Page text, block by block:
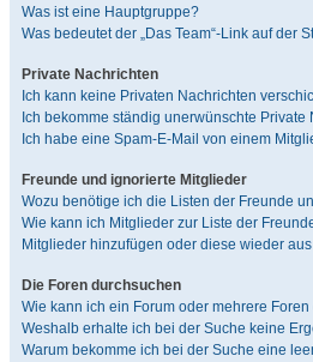
Was ist eine Hauptgruppe?
Was bedeutet der „Das Team“-Link auf der
Private Nachrichten
Ich kann keine Privaten Nachrichten
Ich bekomme ständig unerwünschte Private
Ich habe eine Spam-E-Mail von einem
Freunde und ignorierte Mitglieder
Wozu benötige ich die Listen der Freunde
Wie kann ich Mitglieder zur Liste der
Mitglieder hinzufügen oder diese wieder
Die Foren durchsuchen
Wie kann ich ein Forum oder mehrere
Weshalb erhalte ich bei der Suche keine
Warum bekomme ich bei der Suche eine